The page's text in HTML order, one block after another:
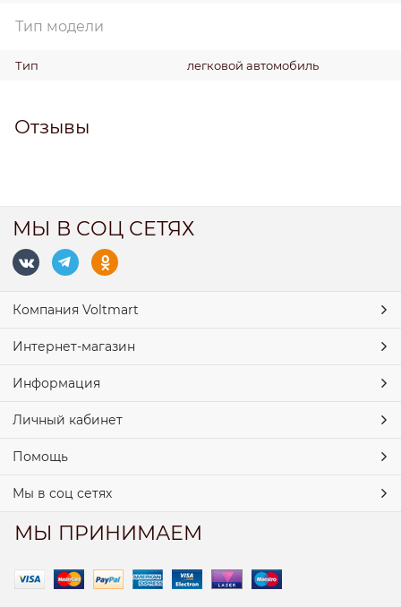
Тип модели
Тип легковой автомобиль
Отзывы
МЫ В СОЦ СЕТЯХ
Компания Voltmart
Интернет-магазин
Информация
Личный кабинет
Помощь
Мы в соц сетях
МЫ ПРИНИМАЕМ